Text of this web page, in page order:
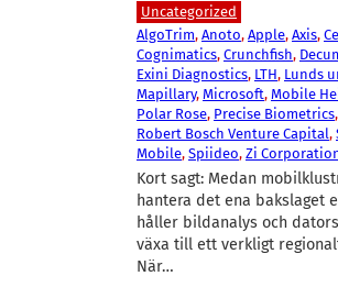
Uncategorized
AlgoTrim, Anoto, Apple, Axis,
Cognimatics, Crunchfish,
Exini Diagnostics, LTH, Lunds
Mapillary, Microsoft, Mobile
Polar Rose, Precise Biometrics,
Robert Bosch Venture Capital,
Mobile, Spiideo, Zi
Kort sagt: Medan
hantera det ena bakslaget
håller bildanalys och
växa till ett verkligt
När…